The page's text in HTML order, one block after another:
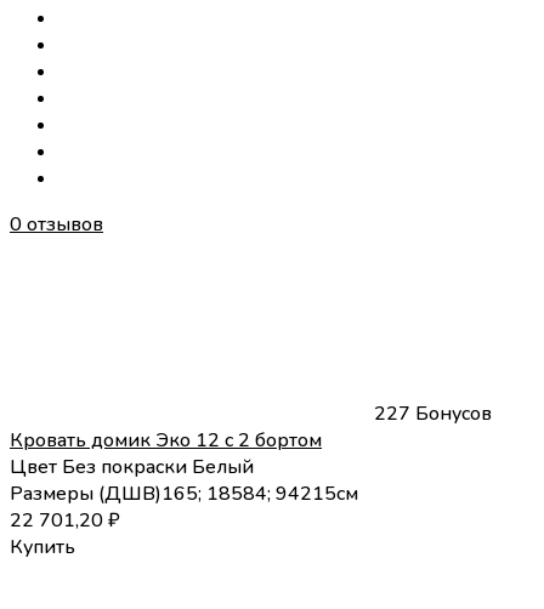
0 отзывов
227 Бонусов
Кровать домик Эко 12 с 2 бортом
Цвет Без покраски Белый
Размеры (ДШВ)165; 18584; 94215см
22 701,20₽
Купить